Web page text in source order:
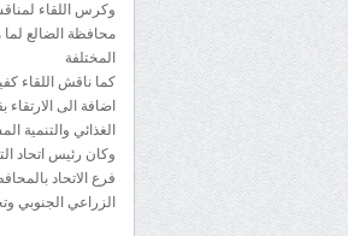
وكرس اللقاء
محافظة الضالع لما
المختلفة
كما ناقش اللقاء
اضافة الى
الغذائي والتنمية
وكان رئيس اتحاد
فرع الاتحاد
الزراعي الجنوبي